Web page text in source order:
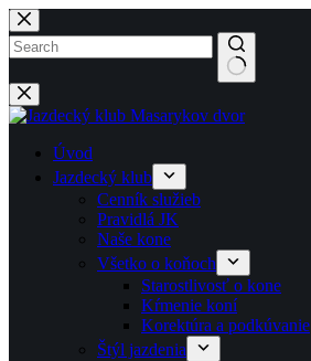
Späť
na
obsah
No
results
Úvod
Jazdecký klub
Cenník služieb
Pravidlá JK
Naše kone
Všetko o koňoch
Starostlivosť o kone
Kŕmenie koní
Korektúra a podkúvanie
Štýl jazdenia